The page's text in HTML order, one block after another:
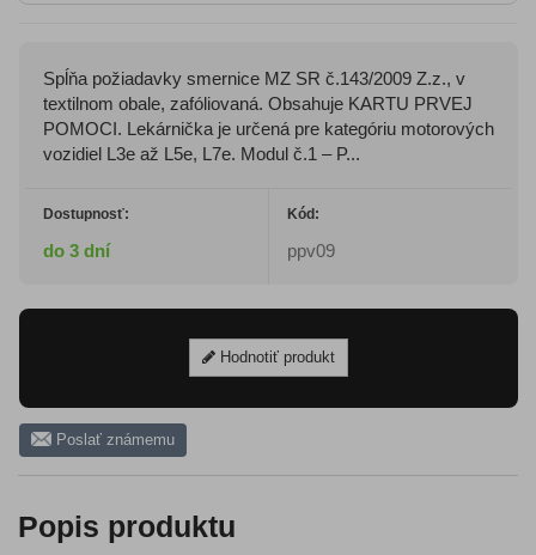
Spĺňa požiadavky smernice MZ SR č.143/2009 Z.z., v
textilnom obale, zafóliovaná. Obsahuje KARTU PRVEJ
POMOCI. Lekárnička je určená pre kategóriu motorových
vozidiel L3e až L5e, L7e. Modul č.1 – P...
Dostupnosť:
do 3 dní
Kód:
ppv09
Hodnotiť produkt
Poslať známemu
Popis produktu